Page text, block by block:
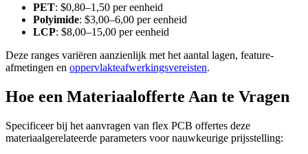
PET: $0,80–1,50 per eenheid
Polyimide: $3,00–6,00 per eenheid
LCP: $8,00–15,00 per eenheid
Deze ranges variëren aanzienlijk met het aantal lagen, feature-
afmetingen en oppervlakteafwerkingsvereisten.
Hoe een Materiaalofferte Aan te Vragen
Specificeer bij het aanvragen van flex PCB offertes deze
materiaalgerelateerde parameters voor nauwkeurige prijsstelling: